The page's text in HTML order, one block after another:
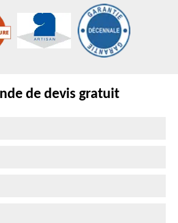
de devis gratuit